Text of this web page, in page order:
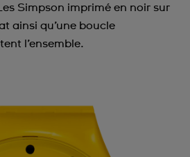
Simpson imprimé en noir sur
ainsi qu’une boucle
l’ensemble.